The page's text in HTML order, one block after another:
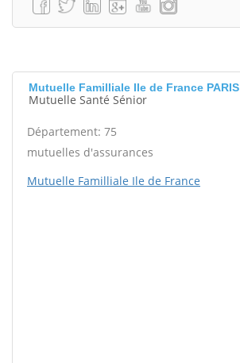
Mutuelle Familliale Ile de France PARIS
Mutuelle Santé Sénior
Département: 75
mutuelles d'assurances
Mutuelle Familliale Ile de France